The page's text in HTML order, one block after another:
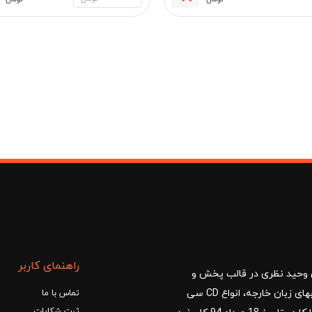
با مدیریت آقای وحید نظری در قالب پخش و
توزیع کتب درسی و کمک آموزشی، کتب دانشگاهی، کتابهای زبان خارجه، انواع CD سی
راهنمای کاربر
تماس با ما